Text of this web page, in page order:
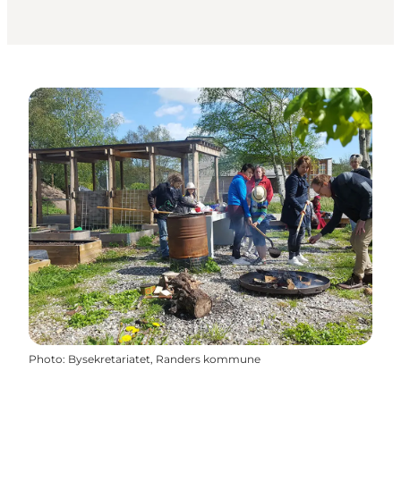
Photo: Bysekretariatet, Randers kommune